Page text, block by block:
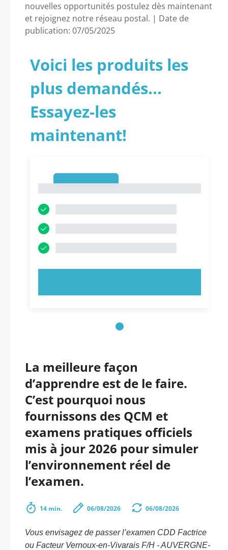
nouvelles opportunités postulez dès maintenant
et rejoignez notre réseau postal. | Date de
publication: 07/05/2025
Voici les produits les
plus demandés...
Essayez-les
maintenant!
La meilleure façon
d’apprendre est de le faire.
C’est pourquoi nous
fournissons des QCM et
examens pratiques officiels
mis à jour 2026 pour simuler
l’environnement réel de
l’examen.
14 min. 06/08/2026 06/08/2026
Vous envisagez de passer l’examen CDD Factrice
ou Facteur Vernoux-en-Vivarais F/H - AUVERGNE-